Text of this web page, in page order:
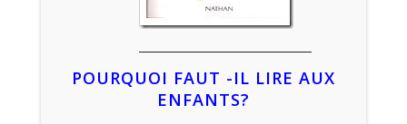
POURQUOI FAUT -IL LIRE AUX
ENFANTS?